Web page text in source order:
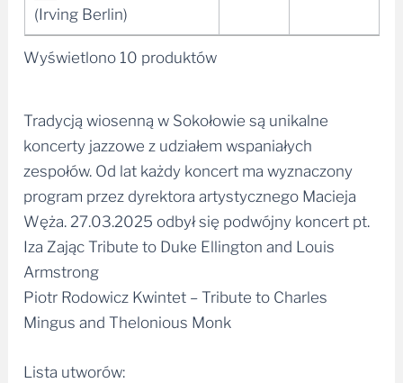
plików
dźwiękowych
(Irving Berlin)
Wyświetlono 10 produktów
Tradycją wiosenną w Sokołowie są unikalne
koncerty jazzowe z udziałem wspaniałych
zespołów. Od lat każdy koncert ma wyznaczony
program przez dyrektora artystycznego Macieja
Węża. 27.03.2025 odbył się podwójny koncert pt.
Iza Zając Tribute to Duke Ellington and Louis
Armstrong
Piotr Rodowicz Kwintet – Tribute to Charles
Mingus and Thelonious Monk
Lista utworów: